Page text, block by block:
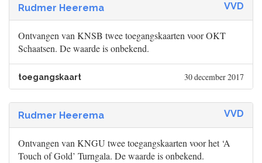
Rudmer Heerema VVD
Ontvangen van KNSB twee toegangskaarten voor OKT
Schaatsen. De waarde is onbekend.
toegangskaart 30 december 2017
Rudmer Heerema VVD
Ontvangen van KNGU twee toegangskaarten voor het ‘A
Touch of Gold’ Turngala. De waarde is onbekend.